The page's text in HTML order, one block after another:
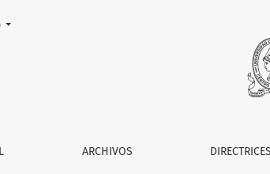
radial para la implementación de una
ARCHIVOS
El actual es: